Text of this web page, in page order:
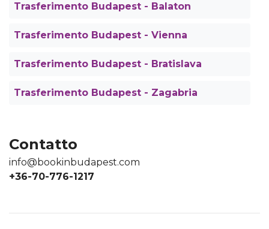
Trasferimento Budapest - Balaton
Trasferimento Budapest - Vienna
Trasferimento Budapest - Bratislava
Trasferimento Budapest - Zagabria
Contatto
info@bookinbudapest.com
+36-70-776-1217